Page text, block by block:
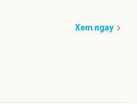
Xem ngay